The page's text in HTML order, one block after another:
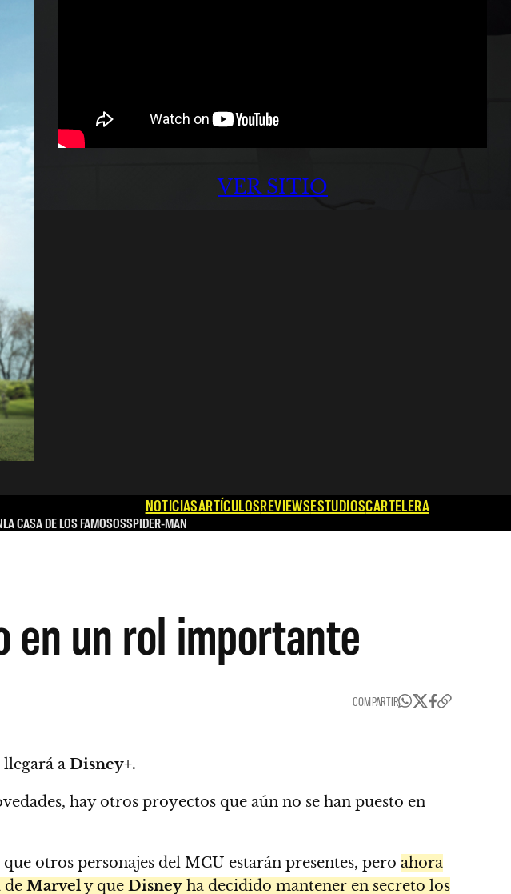
VER SITIO
NOTICIASARTÍCULOSREVIEWSESTUDIOSCARTELERA
LA CASA DE LOS FAMOSOSSPIDER-MAN
en un rol importante
COMPARTIR
llegará a Disney+.
hay otros proyectos que aún no se han puesto en
que otros personajes del MCU estarán presentes, pero ahora
de Marvely que Disney ha decidido mantener en secreto los